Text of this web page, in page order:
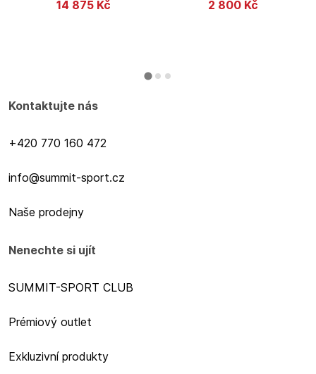
14 875 Kč 2 800 Kč
Kontaktujte nás
+420 770 160 472
info@summit-sport.cz
Naše prodejny
Nenechte si ujít
SUMMIT-SPORT CLUB
Prémiový outlet
Exkluzivní produkty